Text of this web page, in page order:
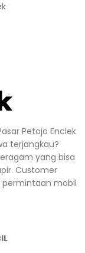
Petojo Enclek
terjangkau?
yang bisa
Customer
mobil